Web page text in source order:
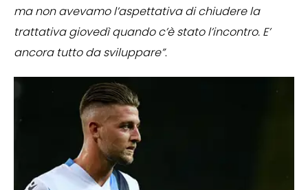
ma non avevamo l’aspettativa di chiudere la
trattativa giovedì quando c’è stato l’incontro. E’
ancora tutto da sviluppare”.